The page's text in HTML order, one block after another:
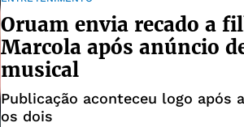
Oruam envia recado a
Marcola após anúncio
musical
Publicação aconteceu logo após
os dois